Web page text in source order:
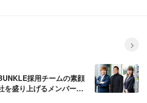
採用チームの素顔
を盛り上げるメンバーを